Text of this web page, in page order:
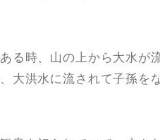
る時、山の上から大水が
大洪水に流されて子孫を